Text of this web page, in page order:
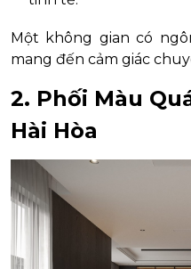
Một không gian có
mang đến cảm giác
2. Phối Màu
Hài Hòa